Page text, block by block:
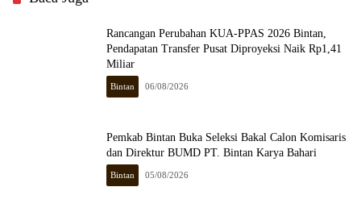
Rancangan Perubahan KUA-PPAS 2026 Bintan,
Pendapatan Transfer Pusat Diproyeksi Naik Rp1,41
Miliar
Bintan 06/08/2026
Pemkab Bintan Buka Seleksi Bakal Calon Komisaris
dan Direktur BUMD PT. Bintan Karya Bahari
Bintan 05/08/2026